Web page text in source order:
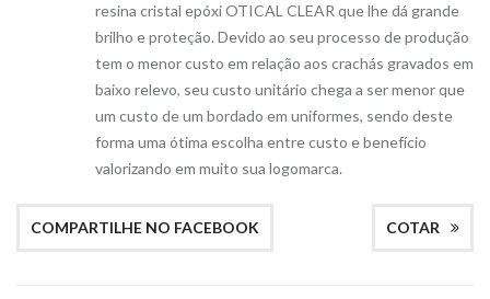
resina cristal epóxi OTICAL CLEAR que lhe dá grande
brilho e proteção. Devido ao seu processo de produção
tem o menor custo em relação aos crachás gravados em
baixo relevo, seu custo unitário chega a ser menor que
um custo de um bordado em uniformes, sendo deste
forma uma ótima escolha entre custo e benefício
valorizando em muito sua logomarca.
COTAR
COMPARTILHE NO FACEBOOK